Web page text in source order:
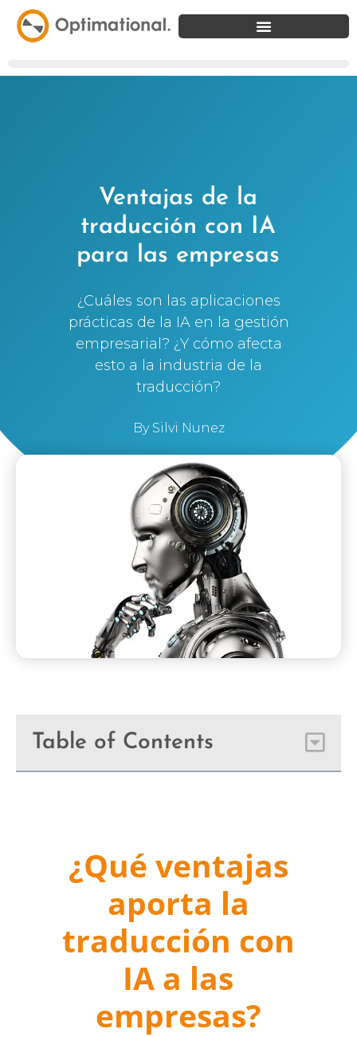
Ventajas de la
traducción con IA
para las empresas
¿Cuáles son las aplicaciones
prácticas de la IA en la gestión
empresarial? ¿Y cómo afecta
esto a la industria de la
traducción?
BySilvi Nunez
Table of Contents
¿Qué ventajas
aporta la
traducción con
IA a las
empresas?